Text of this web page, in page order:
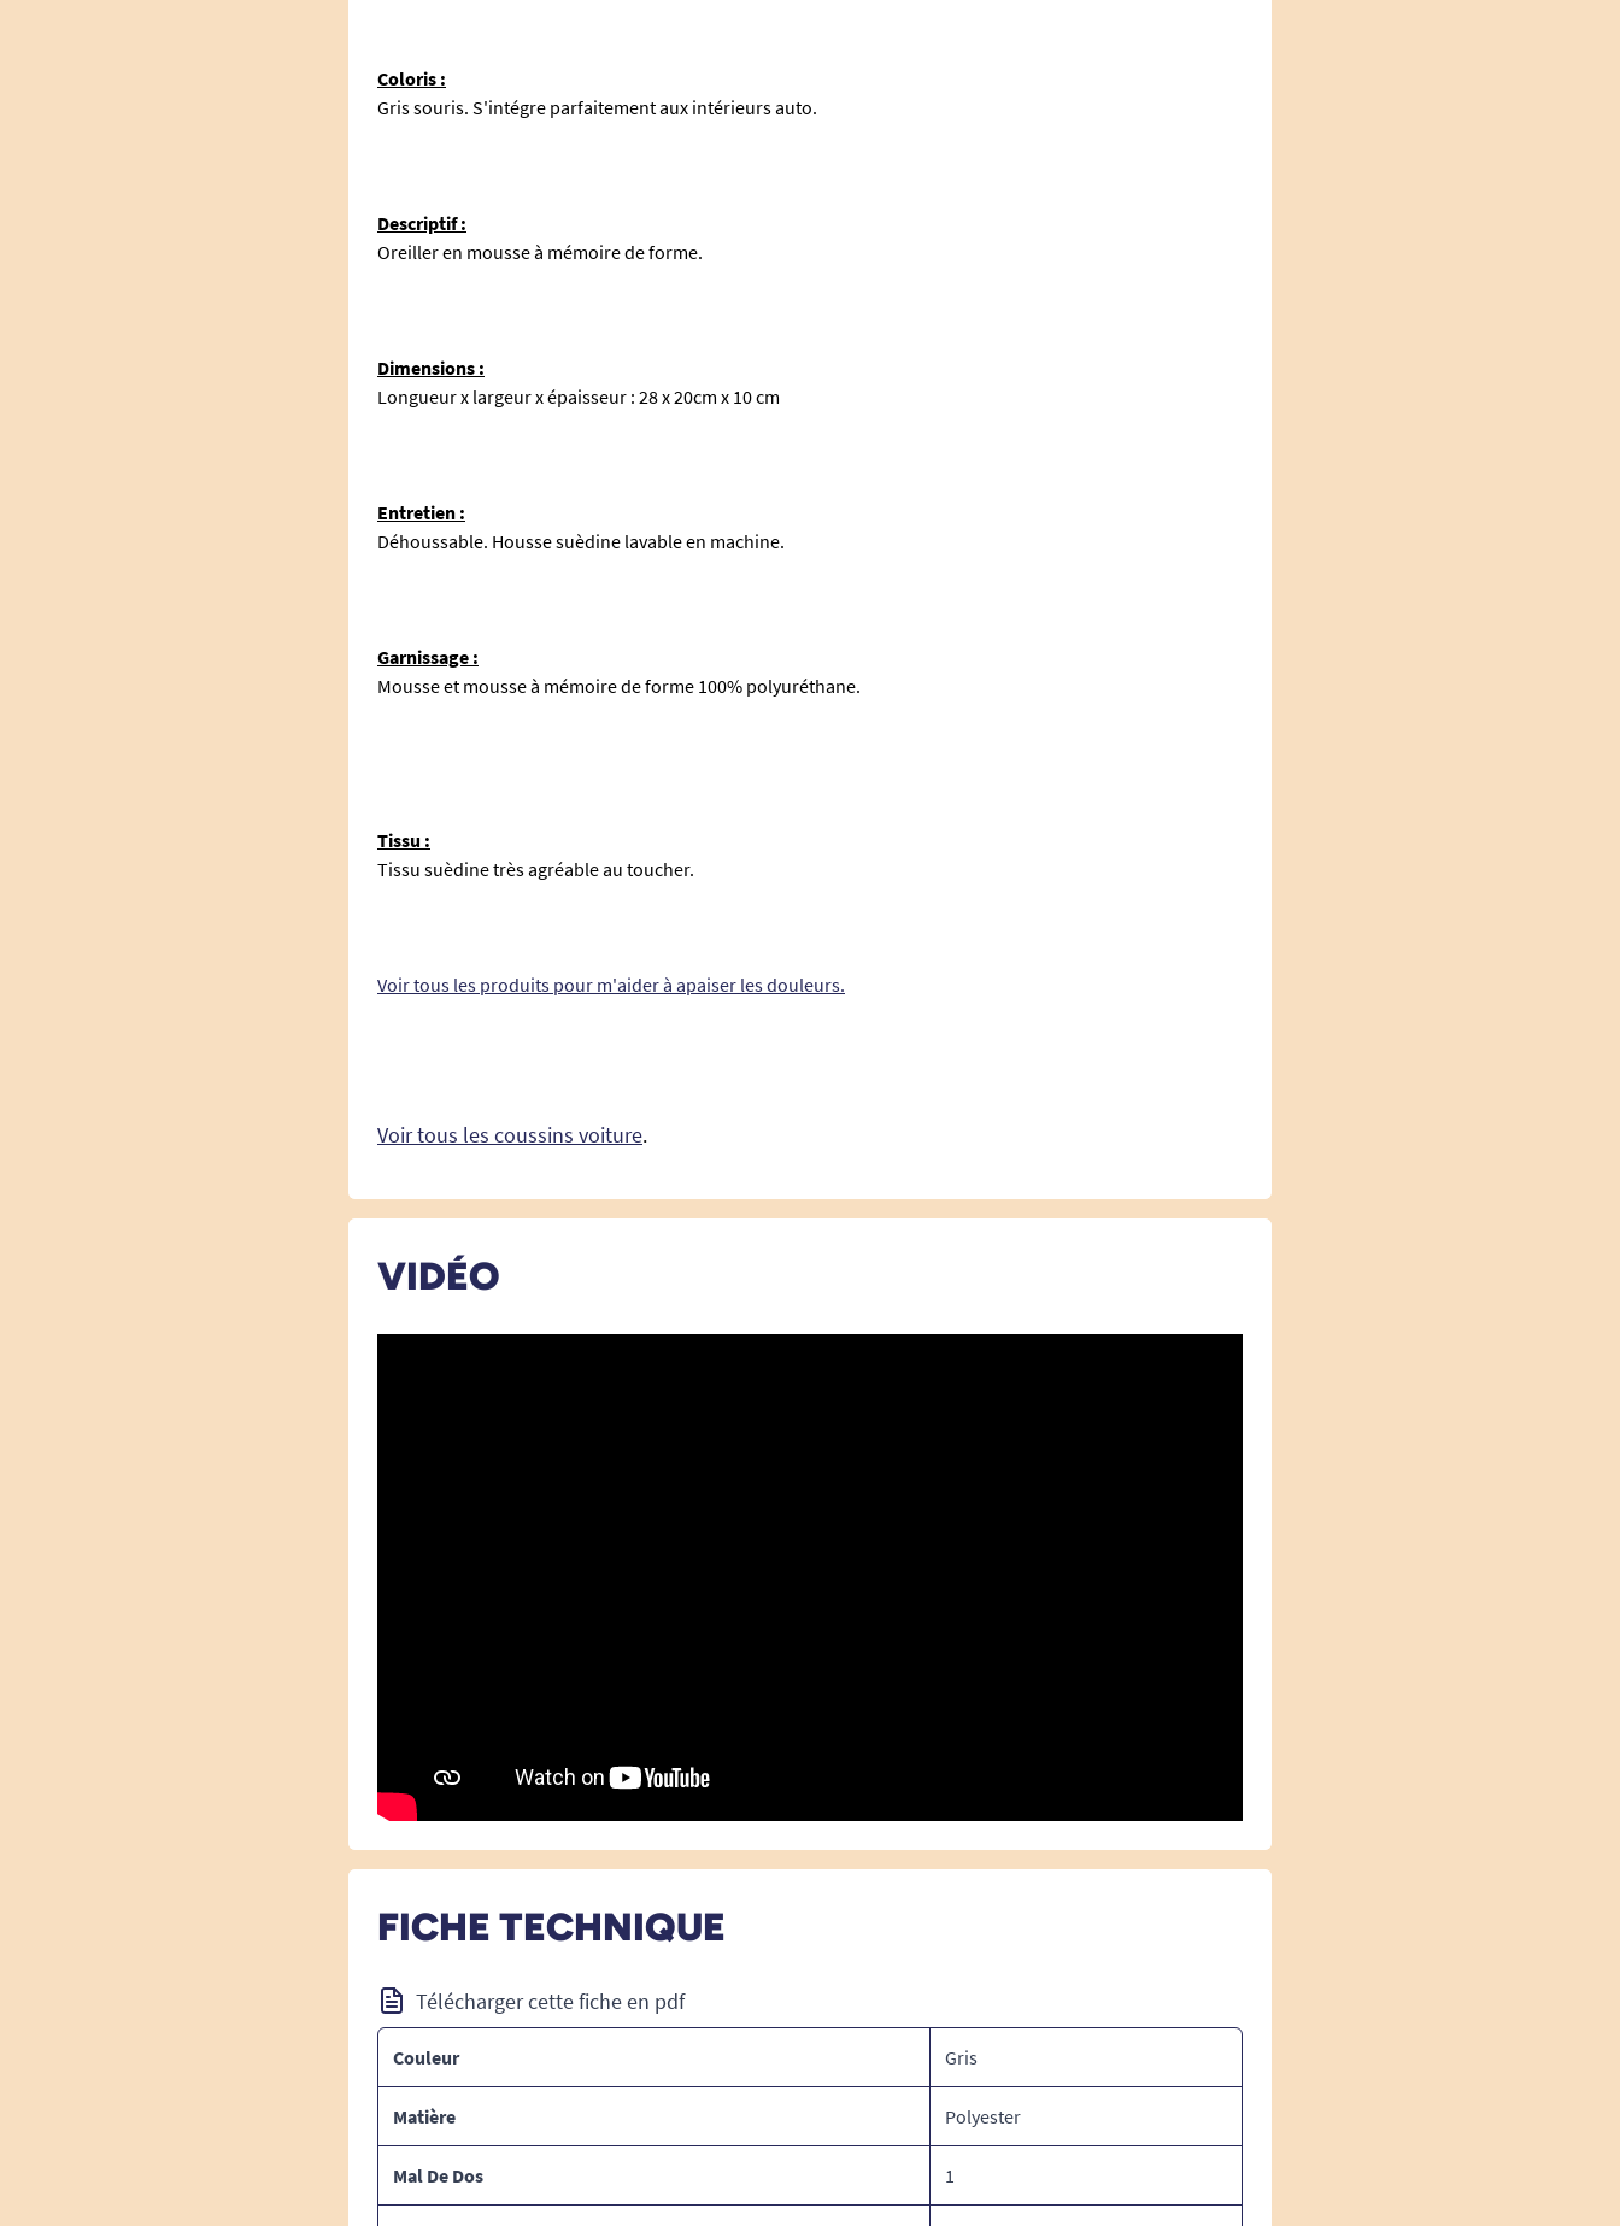
Coloris :
Gris souris. S'intégre parfaitement aux intérieurs auto.
Descriptif :
Oreiller en mousse à mémoire de forme.
Dimensions :
Longueur x largeur x épaisseur : 28 x 20cm x 10 cm
Entretien :
Déhoussable. Housse suèdine lavable en machine.
Garnissage :
Mousse et mousse à mémoire de forme 100% polyuréthane.
Tissu :
Tissu suèdine très agréable au toucher.
Voir tous les produits pour m'aider à apaiser les douleurs.
Voir tous les coussins voiture.
VIDÉO
FICHE TECHNIQUE
Télécharger cette fiche en pdf
Couleur Gris
Matière Polyester
Mal De Dos 1